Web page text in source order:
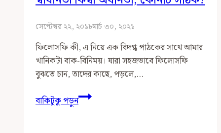
আছে?
সেপ্টেম্বর ২২, ২০১৮মার্চ ৩০, ২০২১
ফিলোসফি কী, এ নিয়ে এক বিদগ্ধ পাঠকের সাথে আমার
খানিকটা বাক-বিনিময়। যারা সহজভাবে ফিলোসফি
বুঝতে চান, তাদের কাছে, পড়লে,…
বাকিটুকু পড়ুনস্বাধীনতা
কিম্বা